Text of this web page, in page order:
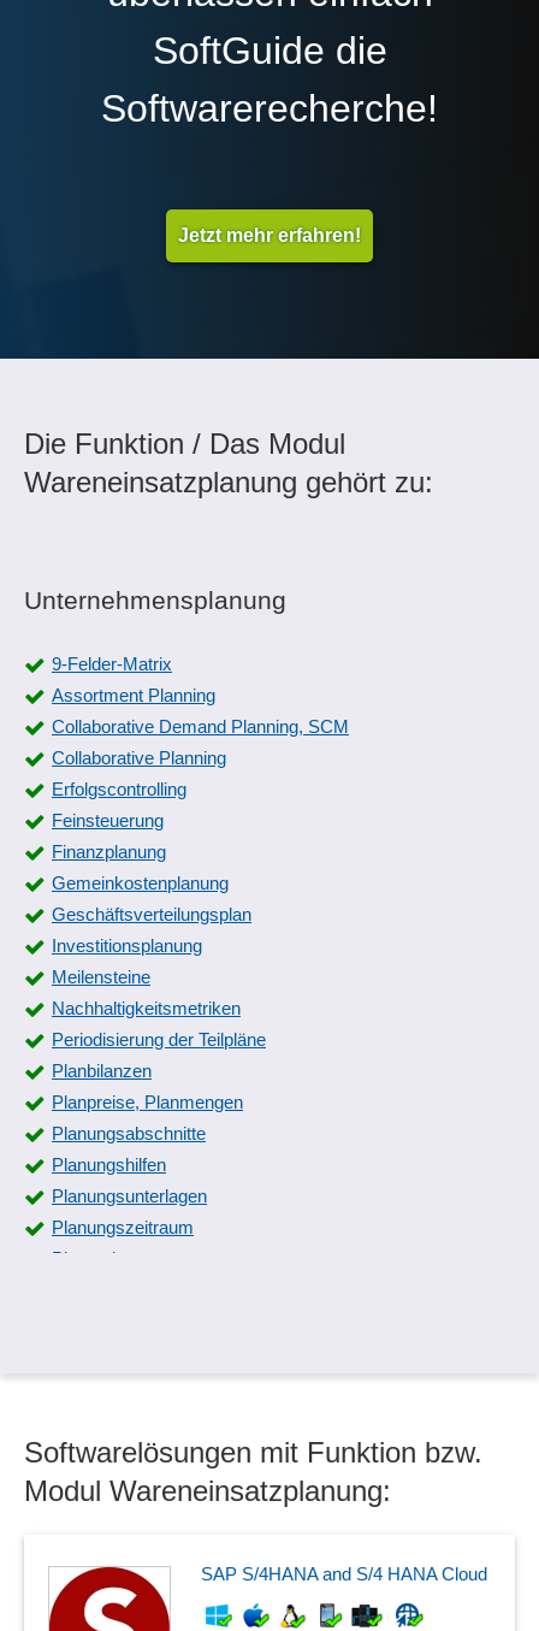
SoftGuide die
Softwarerecherche!
Jetzt mehr erfahren!
Die Funktion / Das Modul
Wareneinsatzplanung gehört zu:
Unternehmensplanung
9-Felder-Matrix
Assortment Planning
Collaborative Demand Planning, SCM
Collaborative Planning
Erfolgscontrolling
Feinsteuerung
Finanzplanung
Gemeinkostenplanung
Geschäftsverteilungsplan
Investitionsplanung
Meilensteine
Nachhaltigkeitsmetriken
Periodisierung der Teilpläne
Planbilanzen
Planpreise, Planmengen
Planungsabschnitte
Planungshilfen
Planungsunterlagen
Planungszeitraum
Planvarianten
Teilpläne
Wareneinsatzplanung
Softwarelösungen mit Funktion bzw.
Modul Wareneinsatzplanung:
SAP S/4HANA and S/4 HANA Cloud